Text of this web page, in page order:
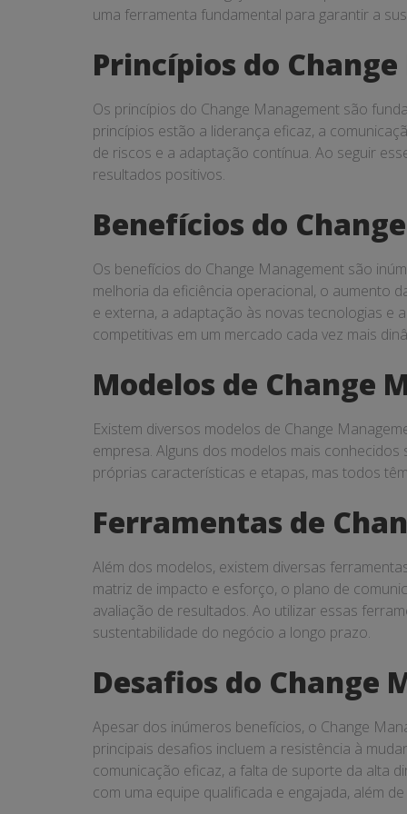
uma ferramenta fundamental para garantir a
Princípios do
Os princípios do Change Management são
princípios estão a liderança eficaz, a
de riscos e a adaptação contínua. Ao seguir
resultados positivos.
Benefícios do
Os benefícios do Change Management são
melhoria da eficiência operacional, o aumento
e externa, a adaptação às novas tecnologias e
competitivas em um mercado cada vez mais
Modelos de Change
Existem diversos modelos de Change
empresa. Alguns dos modelos mais
próprias características e etapas, mas todos
Ferramentas de
Além dos modelos, existem diversas
matriz de impacto e esforço, o plano de
avaliação de resultados. Ao utilizar essas
sustentabilidade do negócio a longo prazo.
Desafios do Change
Apesar dos inúmeros benefícios, o Change
principais desafios incluem a resistência à
comunicação eficaz, a falta de suporte da alta
com uma equipe qualificada e engajada, além